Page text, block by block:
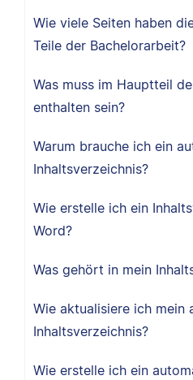
Wie viele Seiten haben
Teile der Bachelorarbeit?
Was muss im Hauptteil
enthalten sein?
Warum brauche ich ein
Inhaltsverzeichnis?
Wie erstelle ich ein
Word?
Was gehört in mein
Wie aktualisiere ich mein
Inhaltsverzeichnis?
Wie erstelle ich ein